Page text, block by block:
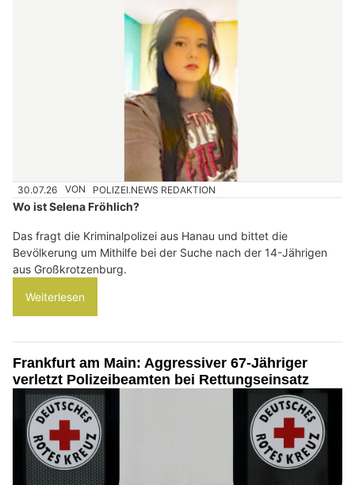
30.07.26 VON POLIZEI.NEWS REDAKTION
Wo ist Selena Fröhlich?
Das fragt die Kriminalpolizei aus Hanau und bittet die
Bevölkerung um Mithilfe bei der Suche nach der 14-Jährigen
aus Großkrotzenburg.
Weiterlesen
Frankfurt am Main: Aggressiver 67-Jähriger
verletzt Polizeibeamten bei Rettungseinsatz